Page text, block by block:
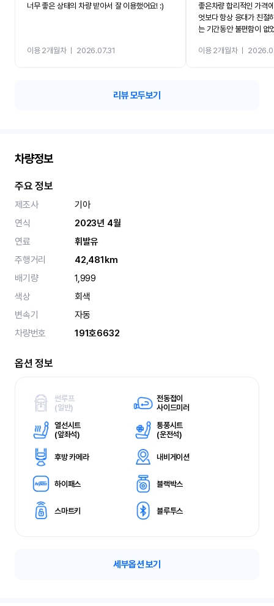
너무 좋은 상태의 차량 받아서 잘 이용했어요! :)
이용 2개월차ㅣ 2026.07.31
좋은차량 합리적인 가격
엇보다 항상 응대가 친절
는 기간동안 불편함이 없
카 렌트 고민없이 강추합
이용 2개월차ㅣ
리뷰 모두보기
차량정보
주요 정보
제조사
기아
연식
2023년 4월
연료
휘발유
주행거리
42,481km
배기량
1,999
색상
회색
변속기
자동
차량번호
191호6632
옵션 정보
썬루프
(일반)
전동접이
사이드미러
열선시트
(앞좌석)
통풍시트
(운전석)
후방 카메라 내비게이션
하이패스 블랙박스
스마트키 블루투스
세부옵션 보기